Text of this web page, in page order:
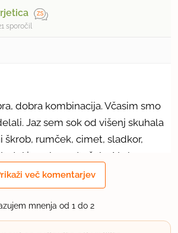
sporočil
dobra kombinacija. Včasim smo
Jaz sem sok od višenj skuhala
škrob, rumček, cimet, sladkor,
je neke vrste žele. Na koncu
višnje. Počakat da se ohladi in
ki sem ga polila pač s čim
malinovcem ali oranžado
je delala torta za slavnost pa je
več komentarjev
mnenja od 1 do 2